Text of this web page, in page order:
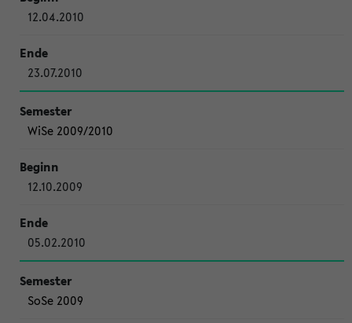
12.04.2010
23.07.2010
WiSe 2009/2010
12.10.2009
05.02.2010
SoSe 2009